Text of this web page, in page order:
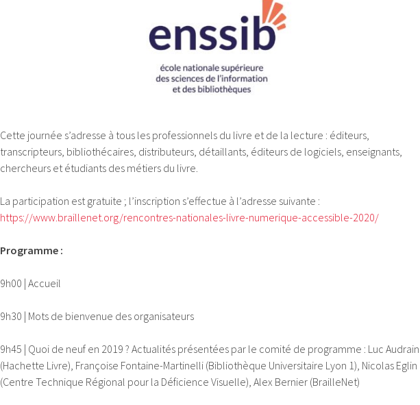
Cette journée s’adresse à tous les professionnels du livre et de la lecture : éditeurs,
transcripteurs, bibliothécaires, distributeurs, détaillants, éditeurs de logiciels, enseignants,
chercheurs et étudiants des métiers du livre.
La participation est gratuite ; l’inscription s’effectue à l’adresse suivante :
https://www.braillenet.org/rencontres-nationales-livre-numerique-accessible-2020/
Programme :
9h00 | Accueil
9h30 | Mots de bienvenue des organisateurs
9h45 | Quoi de neuf en 2019 ? Actualités présentées par le comité de programme : Luc Audrain
(Hachette Livre), Françoise Fontaine-Martinelli (Bibliothèque Universitaire Lyon 1), Nicolas Eglin
(Centre Technique Régional pour la Déficience Visuelle), Alex Bernier (BrailleNet)